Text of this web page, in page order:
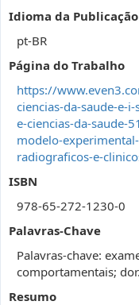
Idioma da Publicação
pt-BR
Página do Trabalho
https://
ciencias-da-saude-e-
e-ciencias-da-saude-
modelo-
radiograficos-e-
ISBN
978-65-272-1230-0
Palavras-Chave
Palavras-chave:
comportamentais; dor.
Resumo